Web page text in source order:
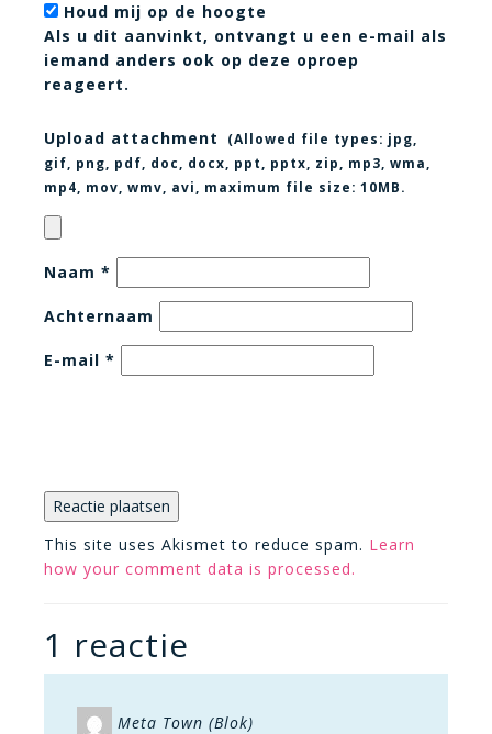
Houd mij op de hoogte
Als u dit aanvinkt, ontvangt u een e-mail als
iemand anders ook op deze oproep
reageert.
Upload attachment (Allowed file types: jpg,
gif, png, pdf, doc, docx, ppt, pptx, zip, mp3, wma,
mp4, mov, wmv, avi
, maximum file size: 10MB.
Naam *
Achternaam
E-mail *
This site uses Akismet to reduce spam. Learn
how your comment data is processed.
1 reactie
Meta Town (Blok)